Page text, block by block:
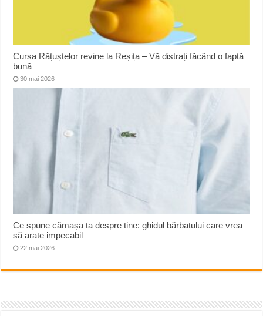
Cursa Rățuștelor revine la Reșița – Vă distrați făcând o faptă
bună
30 mai 2026
Ce spune cămașa ta despre tine: ghidul bărbatului care vrea
să arate impecabil
22 mai 2026